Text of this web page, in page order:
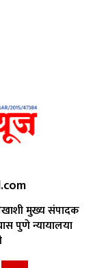
मुख्य संपादक
पुणे न्यायालया